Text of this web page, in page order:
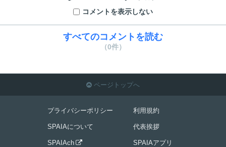
コメントを表示しない
すべてのコメントを読む
（0件）
 ページトップへ
プライバシーポリシー
SPAIAについて
SPAIAch 
利用規約
代表挨拶
SPAIAアプリ